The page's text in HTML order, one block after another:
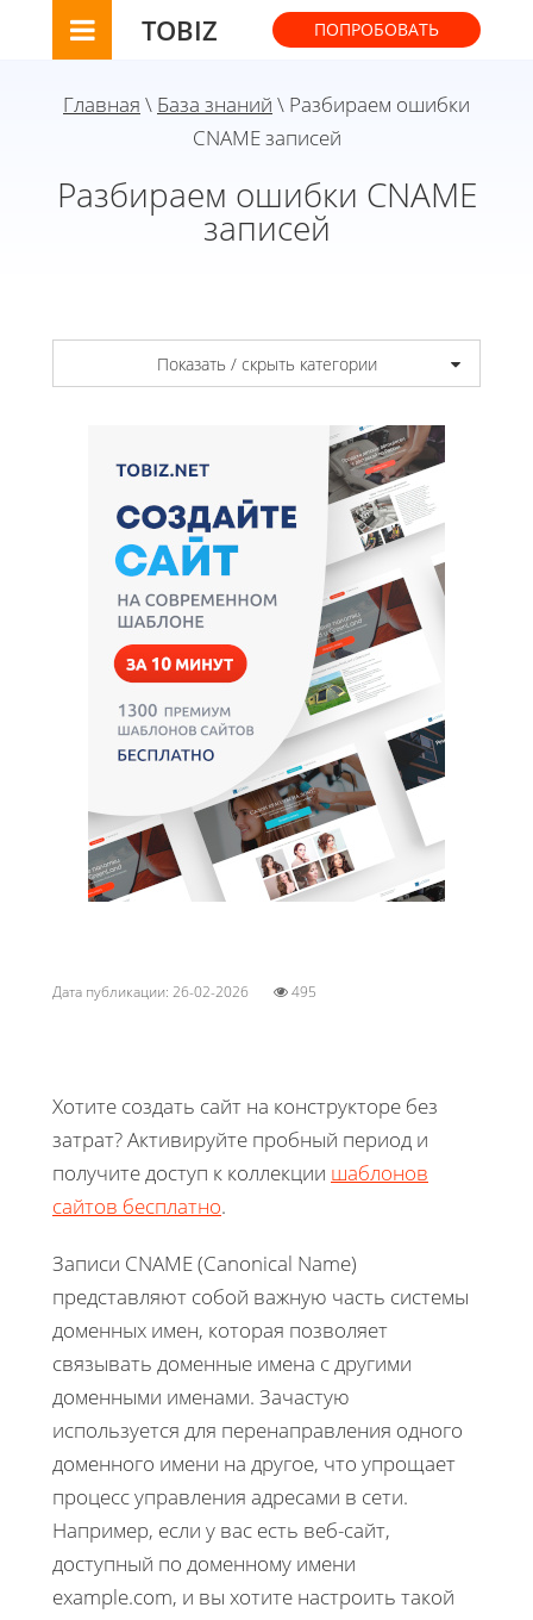
TOBIZ ПОПРОБОВАТЬ
Главная \ База знаний \ Разбираем ошибки
CNAME записей
Разбираем ошибки CNAME
записей
Показать / скрыть категории
Дата публикации: 26-02-2026 495
Хотите создать сайт на конструкторе без
затрат? Активируйте пробный период и
получите доступ к коллекции шаблонов
сайтов бесплатно.
Записи CNAME (Canonical Name)
представляют собой важную часть системы
доменных имен, которая позволяет
связывать доменные имена с другими
доменными именами. Зачастую
используется для перенаправления одного
доменного имени на другое, что упрощает
процесс управления адресами в сети.
Например, если у вас есть веб-сайт,
доступный по доменному имени
example.com, и вы хотите настроить такой